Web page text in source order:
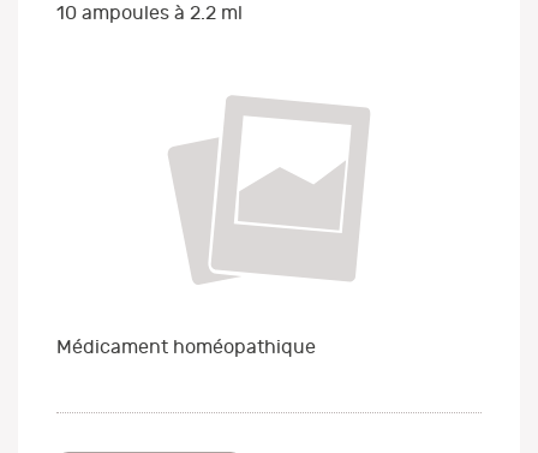
10 ampoules à 2.2 ml
Médicament homéopathique